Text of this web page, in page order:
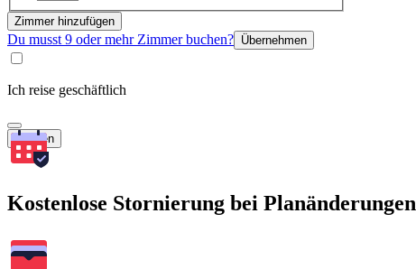
Zimmer hinzufügen
Du musst 9 oder mehr Zimmer buchen? Übernehmen
Ich reise geschäftlich
Suchen
Kostenlose Stornierung bei Planänderungen